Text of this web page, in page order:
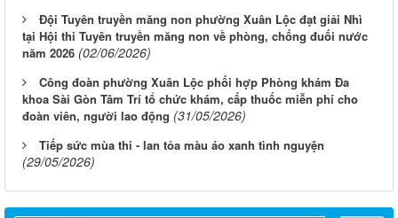
Đội Tuyên truyền măng non phường Xuân Lộc đạt giải Nhì
tại Hội thi Tuyên truyền măng non về phòng, chống đuối nước
năm 2026 (02/06/2026)
Công đoàn phường Xuân Lộc phối hợp Phòng khám Đa
khoa Sài Gòn Tâm Trí tổ chức khám, cấp thuốc miễn phí cho
đoàn viên, người lao động (31/05/2026)
Tiếp sức mùa thi - lan tỏa màu áo xanh tình nguyện
(29/05/2026)